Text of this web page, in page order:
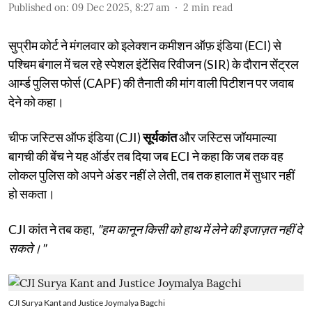
Published on: 09 Dec 2025, 8:27 am 2 min read
सुप्रीम कोर्ट ने मंगलवार को इलेक्शन कमीशन ऑफ़ इंडिया (ECI) से
पश्चिम बंगाल में चल रहे स्पेशल इंटेंसिव रिवीजन (SIR) के दौरान सेंट्रल
आर्म्ड पुलिस फोर्स (CAPF) की तैनाती की मांग वाली पिटीशन पर जवाब
देने को कहा।
चीफ जस्टिस ऑफ इंडिया (CJI)सूर्यकांतऔर जस्टिस जॉयमाल्या
बागची की बेंच ने यह ऑर्डर तब दिया जब ECI ने कहा कि जब तक वह
लोकल पुलिस को अपने अंडर नहीं ले लेती, तब तक हालात में सुधार नहीं
हो सकता।
CJI कांत ने तब कहा, "हम कानून किसी को हाथ में लेने की इजाज़त नहीं दे
सकते।"
CJI Surya Kant and Justice Joymalya Bagchi